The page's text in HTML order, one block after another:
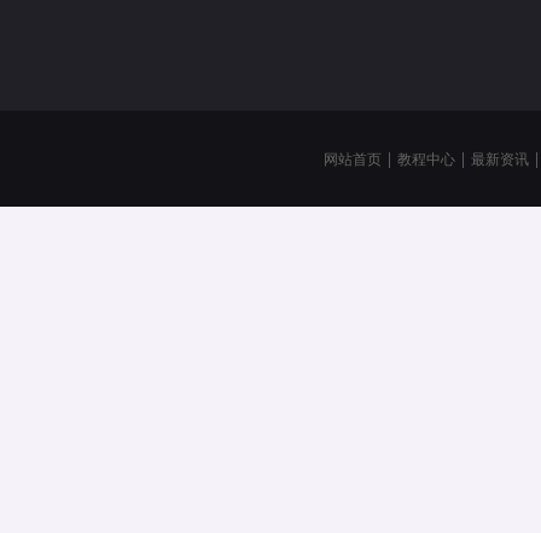
网站首页 | 教程中心 | 最新资讯 |